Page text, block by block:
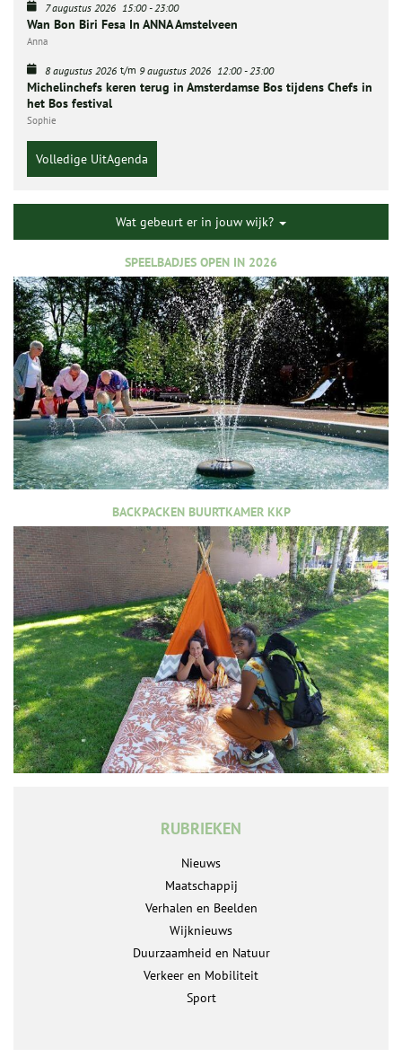
7 augustus 2026 15:00-23:00
Wan Bon Biri Fesa In ANNA Amstelveen
Anna
8 augustus 2026 t/m 9 augustus 2026 12:00-23:00
Michelinchefs keren terug in Amsterdamse Bos tijdens Chefs in
het Bos festival
Sophie
Volledige UitAgenda
Wat gebeurt er in jouw wijk?
SPEELBADJES OPEN IN 2026
BACKPACKEN BUURTKAMER KKP
RUBRIEKEN
Nieuws
Maatschappij
Verhalen en Beelden
Wijknieuws
Duurzaamheid en Natuur
Verkeer en Mobiliteit
Sport